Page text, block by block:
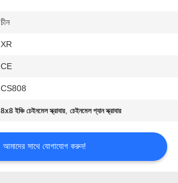
চীন
XR
CE
CS808
8x8 ইঞ্চি চেইনমেল স্ক্রাবার,চেইনমেল প্যান স্ক্রাবার
আমাদের সাথে যোগাযোগ করুন!